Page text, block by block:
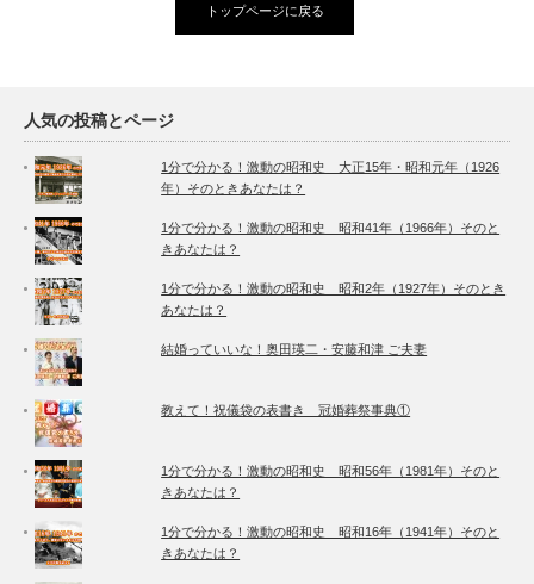
トップページに戻る
人気の投稿とページ
1分で分かる！激動の昭和史 大正15年・昭和元年（1926
年）そのときあなたは？
1分で分かる！激動の昭和史 昭和41年（1966年）そのと
きあなたは？
1分で分かる！激動の昭和史 昭和2年（1927年）そのとき
あなたは？
結婚っていいな！奥田瑛二・安藤和津 ご夫妻
教えて！祝儀袋の表書き 冠婚葬祭事典①
1分で分かる！激動の昭和史 昭和56年（1981年）そのと
きあなたは？
1分で分かる！激動の昭和史 昭和16年（1941年）そのと
きあなたは？